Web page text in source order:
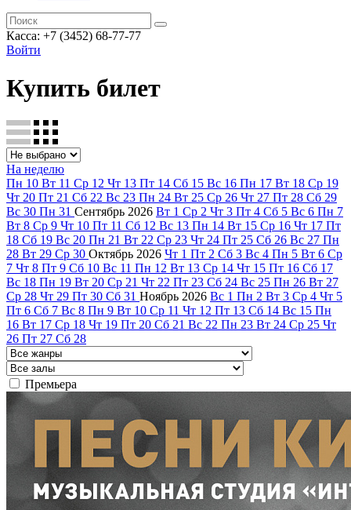
Касса: +7 (3452) 68-77-77
Войти
Купить билет
На неделю
Пн 10 Вт 11 Ср 12 Чт 13 Пт 14 Сб 15 Вс 16 Пн 17 Вт 18 Ср 19
Чт 20 Пт 21 Сб 22 Вс 23 Пн 24 Вт 25 Ср 26 Чт 27 Пт 28 Сб 29
Вс 30 Пн 31 Сентябрь 2026 Вт 1 Ср 2 Чт 3 Пт 4 Сб 5 Вс 6 Пн 7
Вт 8 Ср 9 Чт 10 Пт 11 Сб 12 Вс 13 Пн 14 Вт 15 Ср 16 Чт 17 Пт
18 Сб 19 Вс 20 Пн 21 Вт 22 Ср 23 Чт 24 Пт 25 Сб 26 Вс 27 Пн
28 Вт 29 Ср 30 Октябрь 2026 Чт 1 Пт 2 Сб 3 Вс 4 Пн 5 Вт 6 Ср
7 Чт 8 Пт 9 Сб 10 Вс 11 Пн 12 Вт 13 Ср 14 Чт 15 Пт 16 Сб 17
Вс 18 Пн 19 Вт 20 Ср 21 Чт 22 Пт 23 Сб 24 Вс 25 Пн 26 Вт 27
Ср 28 Чт 29 Пт 30 Сб 31 Ноябрь 2026 Вс 1 Пн 2 Вт 3 Ср 4 Чт 5
Пт 6 Сб 7 Вс 8 Пн 9 Вт 10 Ср 11 Чт 12 Пт 13 Сб 14 Вс 15 Пн
16 Вт 17 Ср 18 Чт 19 Пт 20 Сб 21 Вс 22 Пн 23 Вт 24 Ср 25 Чт
26 Пт 27 Сб 28
Премьера